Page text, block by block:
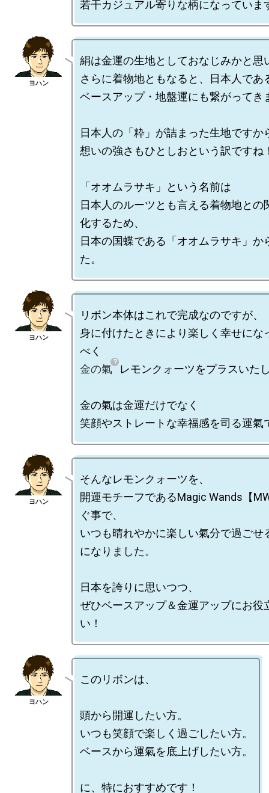
絹は金運の生地としておなじみかと思
さらに着物地ともなると、日本人であ
ベースアップ・地盤運にも繋がってき
日本人の「粋」が詰まった生地ですか
想いの強さもひとしおという訳ですね
「オオムラサキ」という名前は
日本人のルーツとも言える着物地との
化するため、
日本の国蝶である「オオムラサキ」か
リボン本体はこれで完成なのですが、
身に付けたときにより楽しく幸せにな
金の氣
レモンクォーツをプラスいた
金の氣は金運だけでなく
そんなレモンクォーツを、
開運モチーフであるMagic Wands【
ぐ事で、
いつも晴れやかに楽しい氣分で過ごせ
になりました。
日本を誇りに思いつつ、
ぜひベースアップ＆金運アップにお役
このリボンは、
頭から開運したい方。
いつも笑顔で楽しく過ごしたい方。
ベースから運氣を底上げしたい方。